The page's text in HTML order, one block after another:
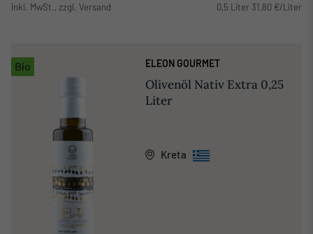
inkl. MwSt., zzgl. Versand 0,5 Liter 31,80 €/Liter
Bio ELEON GOURMET
Olivenöl Nativ Extra 0,25
Liter
Kreta